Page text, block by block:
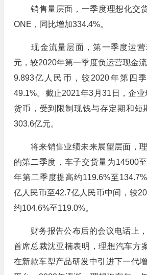
销售量层面，一季度理想化交
ONE，同比增加334.4%。
现金流量层面，第一季度运营
元，较2020年第一季度负运营现金
9.893亿人民币，较2020年第四
49.1%。截止2021年3月31日，企
货币，受到限制现钱与存定期和短
303.6亿元。
将来销售业绩未来展望层面，理
的第二季度，车子交货量为14500
年第二季度提高约119.6%至
亿人民币至42.7亿人民币中间，较
约104.6%至119.0%。
财务报告公布后的会议电话上，
首席总裁沈亚楠表明，理想汽车方
在新款车型产品研发中引进下一代